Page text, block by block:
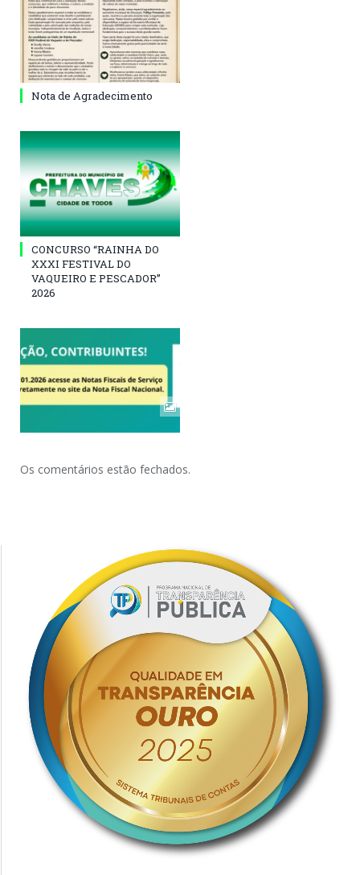
Nota de Agradecimento
CONCURSO “RAINHA DO
XXXI FESTIVAL DO
VAQUEIRO E PESCADOR”
2026
Os comentários estão fechados.